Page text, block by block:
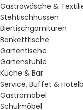
Gastrowäsche &
Stehtischhussen
Biertischgarnituren
Banketttische
Gartentische
Gartenstühle
Küche & Bar
Service, Buffet &
Gastromöbel
Schulmöbel